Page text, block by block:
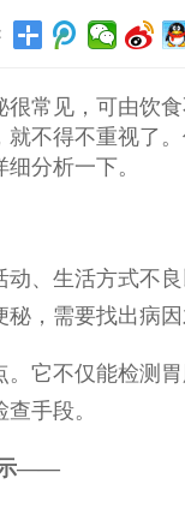
常见，可由饮
不得不重视了
分析一下。
、生活方式不
，需要找出病因
它不仅能检测
手段。
——